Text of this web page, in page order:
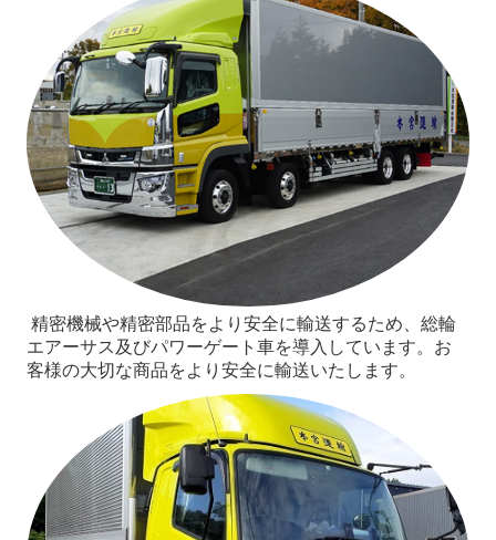
精密機械や精密部品をより安全に輸送するため、総輪
エアーサス及びパワーゲート車を導入しています。お
客様の大切な商品をより安全に輸送いたします。